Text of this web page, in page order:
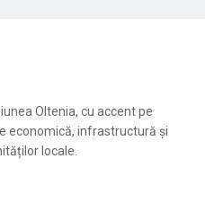
Oltenia, cu accent pe
economică, infrastructură și
locale.